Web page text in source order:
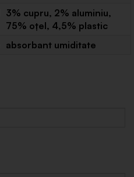
3% cupru, 2% aluminiu,
75% oțel, 4,5% plastic
absorbant umiditate